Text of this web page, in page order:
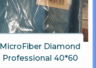
MicroFiber Diamond
Professional 40*60